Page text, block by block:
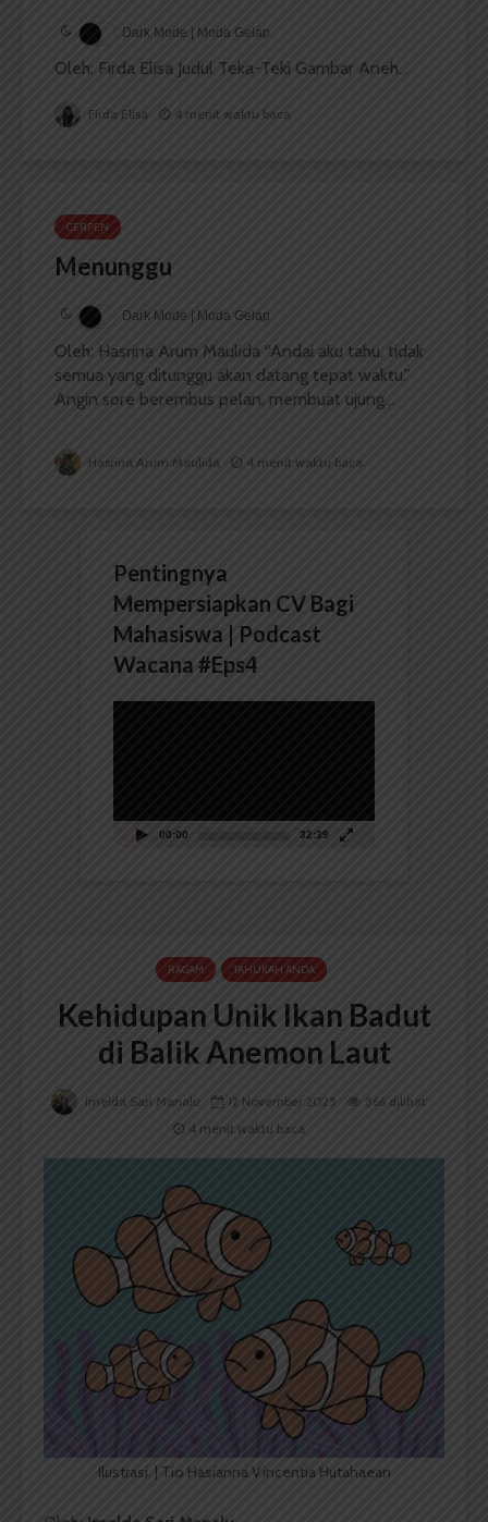
Dark Mode | Moda Gelap
Oleh: Firda Elisa Judul Teka-Teki Gambar Aneh...
Firda Elisa 4 menit waktu baca
CERPEN
Menunggu
Dark Mode | Moda Gelap
Oleh: Hasrina Arum Maulida “Andai aku tahu, tidak
semua yang ditunggu akan datang tepat waktu.”
Angin sore berembus pelan, membuat ujung...
Hasrina Arum Maulida 4 menit waktu baca
Pentingnya
Mempersiapkan CV Bagi
Mahasiswa | Podcast
Wacana #Eps4
00:00 32:39
RAGAM TAHUKAH ANDA
Kehidupan Unik Ikan Badut
di Balik Anemon Laut
Imelda Sari Manalu 12 November 2025
566 dilihat
4 menit waktu baca
Ilustrasi. | Tio Hasianna Vincentia Hutahaean